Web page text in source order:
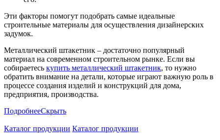
Эти факторы помогут подобрать самые идеальные
строительные материалы для осуществления дизайнерских
задумок.
Металлический штакетник – достаточно популярный
материал на современном строительном рынке. Если вы
собираетесь купить металлический штакетник, то нужно
обратить внимание на детали, которые играют важную роль в
процессе создания изделий и конструкций для дома,
предприятия, производства.
ПодробнееСкрыть
Каталог продукции Каталог продукции